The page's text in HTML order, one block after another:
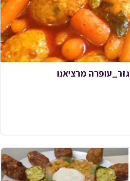
מרציאנו